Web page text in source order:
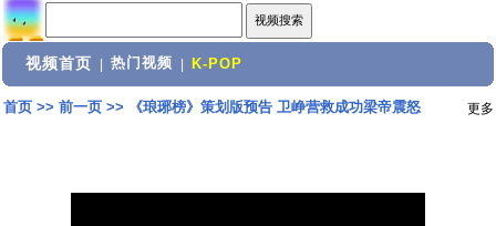
视频首页 热门视频 K-POP
首页>> 前一页>> 《琅琊榜》策划版预告 卫峥营救成功梁帝震怒 更多